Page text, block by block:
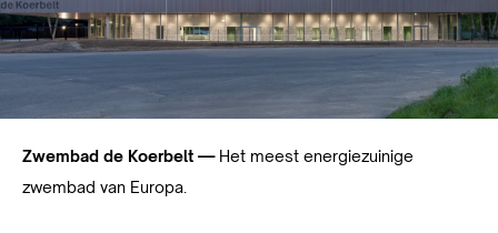
Zwembad de Koerbelt —Het meest energiezuinige
zwembad van Europa.